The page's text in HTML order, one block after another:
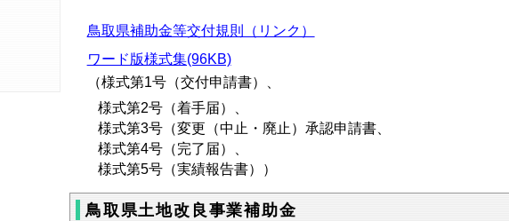
鳥取県補助金等交付規則（リンク）
ワード版様式集(96KB)
（様式第1号（交付申請書）、
様式第2号（着手届）、
様式第3号（変更（中止・廃止）承認申請書、
様式第4号（完了届）、
様式第5号（実績報告書））
鳥取県土地改良事業補助金